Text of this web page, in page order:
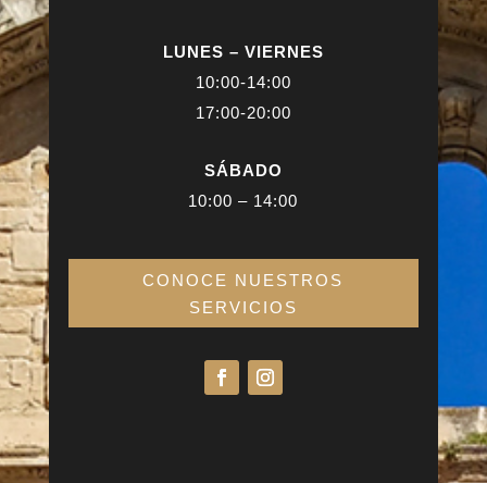
LUNES – VIERNES
10:00-14:00
17:00-20:00
SÁBADO
10:00 – 14:00
CONOCE NUESTROS
SERVICIOS